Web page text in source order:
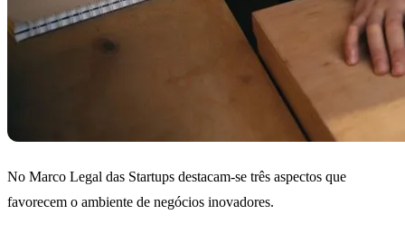
No Marco Legal das Startups destacam-se três aspectos que
favorecem o ambiente de negócios inovadores.